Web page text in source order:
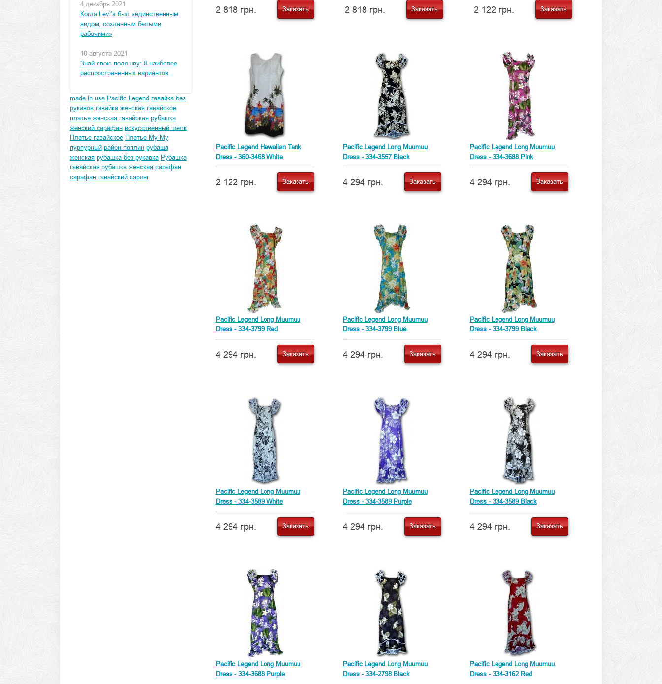
4 декабря 2021
Когда Levi’s был «единственным
видом, созданным белыми
рабочими»
10 августа 2021
Знай свою подошву: 8 наиболее
распространенных вариантов
made in usa Pacific Legend гавайка без
рукавов гавайка женская гавайское
платье женская гавайская рубашка
женский сарафан искусственный шелк
Платье гавайское Платье Му-Му
пурпурный район поплин рубаша
женская рубашка без рукавка Рубашка
гавайская рубашка женская сарафан
сарафан гавайский саронг
2 818 грн. Заказать 2 818 грн. Заказать 2 122 грн. Заказать
Pacific Legend Hawaiian Tank
Dress - 360-3468 White
2 122 грн. Заказать
Pacific Legend Long Muumuu
Dress - 334-3557 Black
4 294 грн. Заказать
Pacific Legend Long Muumuu
Dress - 334-3688 Pink
4 294 грн. Заказать
Pacific Legend Long Muumuu
Dress - 334-3799 Red
4 294 грн. Заказать
Pacific Legend Long Muumuu
Dress - 334-3799 Blue
4 294 грн. Заказать
Pacific Legend Long Muumuu
Dress - 334-3799 Black
4 294 грн. Заказать
Pacific Legend Long Muumuu
Dress - 334-3589 White
4 294 грн. Заказать
Pacific Legend Long Muumuu
Dress - 334-3589 Purple
4 294 грн. Заказать
Pacific Legend Long Muumuu
Dress - 334-3589 Black
4 294 грн. Заказать
Pacific Legend Long Muumuu
Dress - 334-3688 Purple
Pacific Legend Long Muumuu
Dress - 334-2798 Black
Pacific Legend Long Muumuu
Dress - 334-3162 Red